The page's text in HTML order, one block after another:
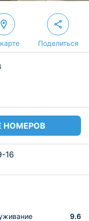
Поделиться
НОМЕРОВ
16
9.6